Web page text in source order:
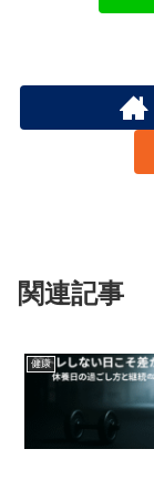
関連記事
健康